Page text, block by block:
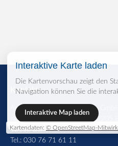
Interaktive Karte laden
Die Kartenvorschau zeigt den
Navigation können Sie die
Interaktive Map laden
Kartendaten: © OpenStreetMap-
Kontakt
Aporius BDV Malereibetrieb
Kommandantenstraße 88, 12205
12163 Berlin
Tel.: 030 76 71 61 11